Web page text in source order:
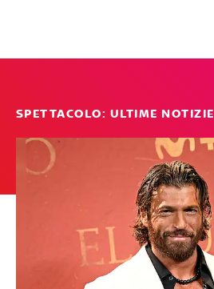
SPETTACOLO: ULTIME NOTIZIE